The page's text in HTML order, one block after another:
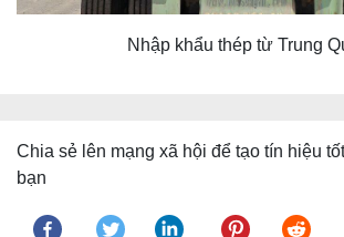
Nhập khẩu thép từ Trung
Chia sẻ lên mạng xã hội để tạo tín hiệu
bạn